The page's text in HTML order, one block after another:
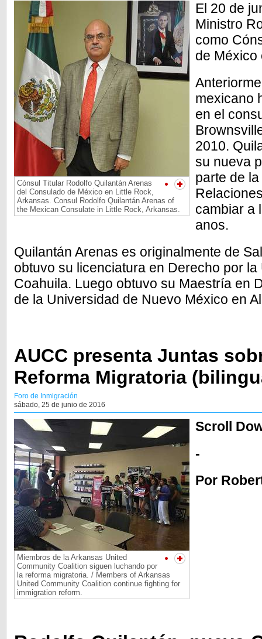
Cónsul Titular Rodolfo Quilantán Arenas
del Consulado de México en Little Rock,
Arkansas. Consul Rodolfo Quilantán Arenas of
the Mexican Consulate in Little Rock, Arkansas.
El 20 de
Ministro
como
de México
mexicano
en el
2010.
su nueva
parte de
cambiar a
anos.
Quilantán Arenas es originalmente de
obtuvo su licenciatura en Derecho por
Coahuila. Luego obtuvo su Maestría en
de la Universidad de Nuevo México en
AUCC presenta Juntas
Reforma Migratoria
Foro de Inmigración
sábado, 25 de junio de 2016
Miembros de la Arkansas United
Community Coalition siguen luchando por
la reforma migratoria. / Members of Arkansas
United Community Coalition continue fighting for
immigration reform.
Scroll
-
Por